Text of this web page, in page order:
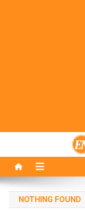
NOTHING FOUND